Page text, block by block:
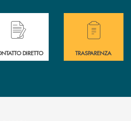
filiali .
bisogno di assistenza immediata o vuoi
DIRETTO
Hai bisogno di
TRASPARENZA